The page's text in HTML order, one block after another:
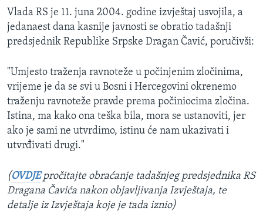
Vlada RS je 11. juna 2004. godine izvještaj usvojila, a
jedanaest dana kasnije javnosti se obratio tadašnji
predsjednik Republike Srpske Dragan Čavić, poručivši:
"Umjesto traženja ravnoteže u počinjenim zločinima,
vrijeme je da se svi u Bosni i Hercegovini okrenemo
traženju ravnoteže pravde prema počiniocima zločina.
Istina, ma kako ona teška bila, mora se ustanoviti, jer
ako je sami ne utvrdimo, istinu će nam ukazivati i
utvrđivati drugi."
(OVDJEpročitajte obraćanje tadašnjeg predsjednika RS
Dragana Čavića nakon objavljivanja Izvještaja, te
detalje iz Izvještaja koje je tada iznio)